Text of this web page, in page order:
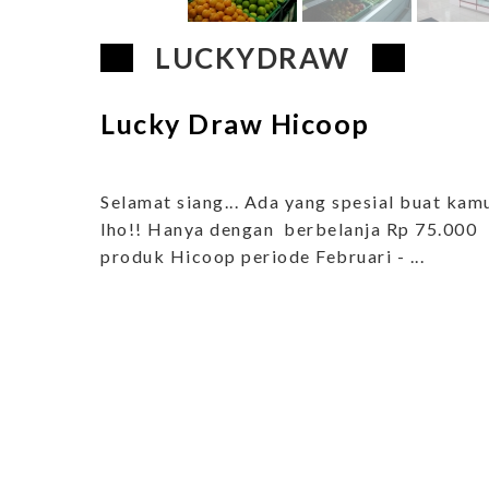
LUCKYDRAW
Lucky Draw Hicoop
Selamat siang... Ada yang spesial buat
lho!! Hanya dengan berbelanja Rp 75.000
produk Hicoop periode Februari - ...